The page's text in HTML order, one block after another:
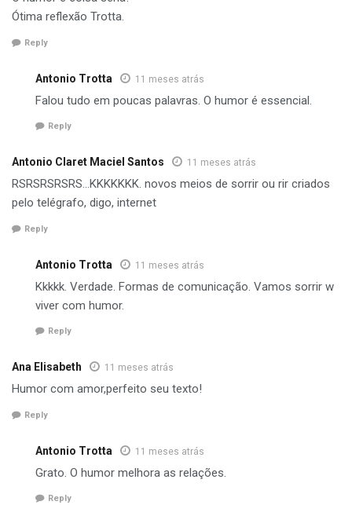
Ótima reflexão Trotta.
Reply
Antonio Trotta 11 meses atrás
Falou tudo em poucas palavras. O humor é essencial.
Reply
Antonio Claret Maciel Santos 11 meses atrás
RSRSRSRSRS…KKKKKKK. novos meios de sorrir ou rir criados
pelo telégrafo, digo, internet
Reply
Antonio Trotta 11 meses atrás
Kkkkk. Verdade. Formas de comunicação. Vamos sorrir w
viver com humor.
Reply
Ana Elisabeth 11 meses atrás
Humor com amor,perfeito seu texto!
Reply
Antonio Trotta 11 meses atrás
Grato. O humor melhora as relações.
Reply